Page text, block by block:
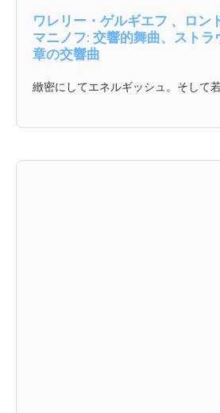
ワレリー・ゲルギエフ 、ロン
マニノフ: 交響的舞曲、スト
章の交響曲
緻密にしてエネルギッシュ。そして若